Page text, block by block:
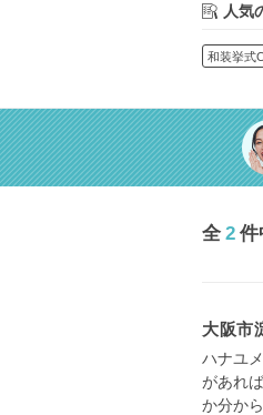
人気
和装挙式
全 2
大阪市
ハナユ
があれ
か分か